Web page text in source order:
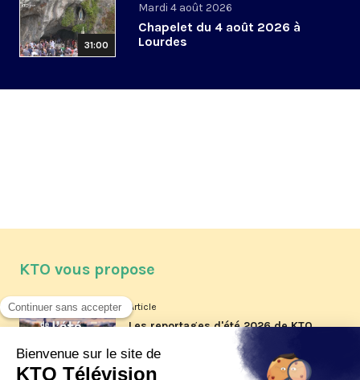
31:00
Mardi 4 août 2026
Chapelet du 4 août 2026 à
Lourdes
KTO vous propose
Article
Les reportages d'été 2026 de KTO